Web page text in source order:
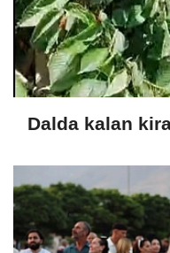
Dalda kalan